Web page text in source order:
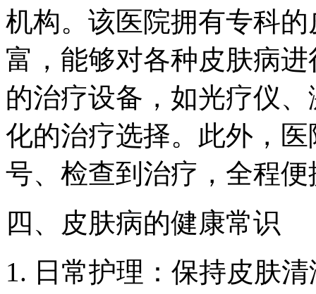
机构。该医院拥有专科
富，能够对各种皮肤病
的治疗设备，如光疗仪
化的治疗选择。此外，
号、检查到治疗，全程
四、皮肤病的健康常识
1. 日常护理：保持皮肤